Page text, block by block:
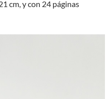
cm, y con 24 páginas